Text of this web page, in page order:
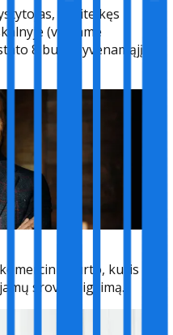
pasitelkęs
(viename
8 butų gyvenamąjį
komercinio turto, kuris
srovę, įsigijimą.